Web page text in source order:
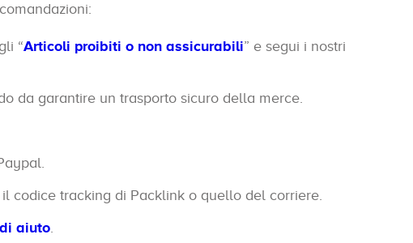
“Articoli proibiti o non assicurabili” e segui i nostri
da garantire un trasporto sicuro della merce.
il codice tracking di Packlink o quello del corriere.
aiuto.